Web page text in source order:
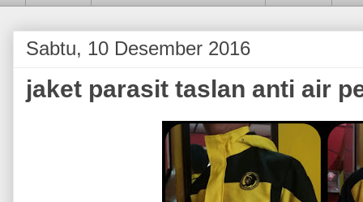
Sabtu, 10 Desember 2016
jaket parasit taslan anti air